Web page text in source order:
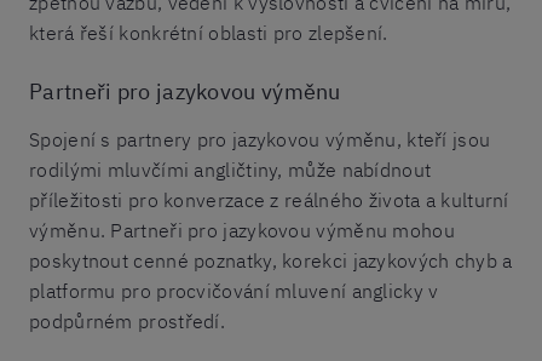
která řeší konkrétní oblasti pro zlepšení.
Partneři pro jazykovou výměnu
Spojení s partnery pro jazykovou výměnu, kteří jsou
rodilými mluvčími angličtiny, může nabídnout
příležitosti pro konverzace z reálného života a kulturní
výměnu. Partneři pro jazykovou výměnu mohou
poskytnout cenné poznatky, korekci jazykových chyb a
platformu pro procvičování mluvení anglicky v
podpůrném prostředí.